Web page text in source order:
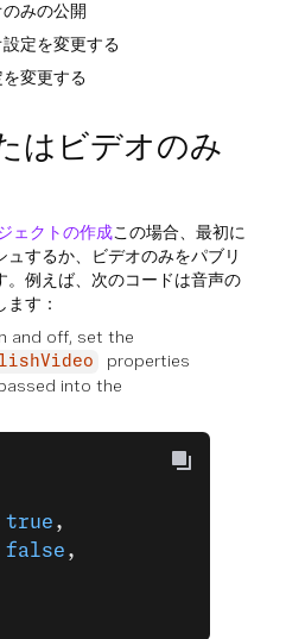
みの公開
定を変更する
変更する
はビデオのみ
ェクトの作成この場合、最初に
するか、ビデオのみをパブリ
。例えば、次のコードは音声の
す：
and off, set the
properties
into the
true ,
false ,